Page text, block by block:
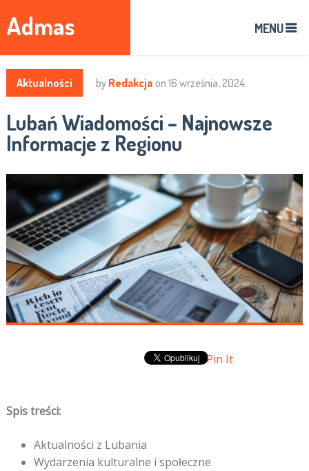
Admas MENU
Aktualności by Redakcja on 16 września, 2024
Lubań Wiadomości – Najnowsze
Informacje z Regionu
Pin It
Spis treści:
Aktualności z Lubania
Wydarzenia kulturalne i społeczne